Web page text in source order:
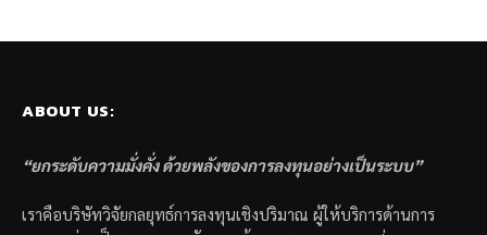
ความเข้าใจผิดเกี่ยวกับ Maximum
Updated: November 24, 2019 No Comments 3 Mins Read